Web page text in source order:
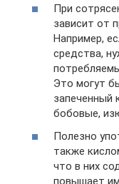
При
зависит от
Например,
средства,
Это могут
запеченный
бобовые,
Полезно
также
что в них
повышает